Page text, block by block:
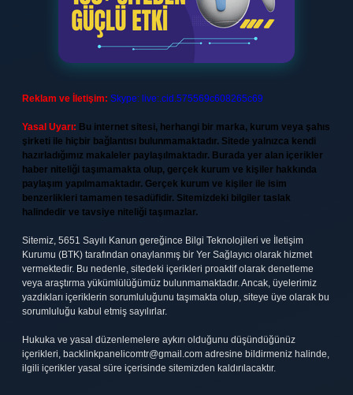
Reklam ve İletişim: Skype: live:.cid.575569c608265c69
Yasal Uyarı: Bu internet sitesi, herhangi bir marka, kurum veya şahıs
şirketi ile hiçbir bağlantısı bulunmamaktadır. Sitede yalnızca kendi
hazırladığımız makaleler paylaşılmaktadır. Burada yer alan içerikler
haber niteliği taşımamakta olup, gerçek kurum ve kişiler hakkında
paylaşım yapılmamaktadır. Gerçek kurum ve kişiler ile isim
benzerlikleri tamamen tesadüfidir. Sitemizdeki bilgiler taslak
halindedir ve tavsiye niteliği taşımazlar.
Sitemiz, 5651 Sayılı Kanun gereğince Bilgi Teknolojileri ve İletişim
Kurumu (BTK) tarafından onaylanmış bir Yer Sağlayıcı olarak hizmet
vermektedir. Bu nedenle, sitedeki içerikleri proaktif olarak denetleme
veya araştırma yükümlülüğümüz bulunmamaktadır. Ancak, üyelerimiz
yazdıkları içeriklerin sorumluluğunu taşımakta olup, siteye üye olarak bu
sorumluluğu kabul etmiş sayılırlar.
Hukuka ve yasal düzenlemelere aykırı olduğunu düşündüğünüz
içerikleri, backlinkpanelicomtr@gmail.com adresine bildirmeniz halinde,
ilgili içerikler yasal süre içerisinde sitemizden kaldırılacaktır.